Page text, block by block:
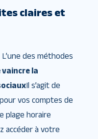
claires et
des méthodes
vaincre la
Il s’agit de
vos comptes de
plage horaire
accéder à votre